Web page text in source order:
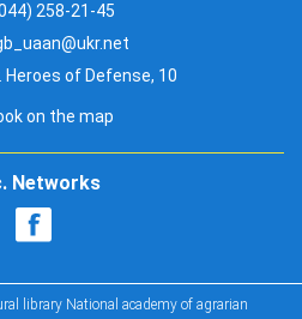
258-21-45
Heroes of Defense, 10
on the map
Networks
library National academy of agrarian